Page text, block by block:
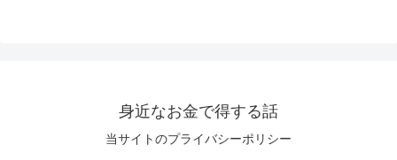
身近なお金で得する話
当サイトのプライバシーポリシー